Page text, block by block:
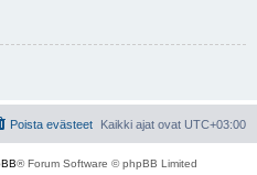
Kaikki ajat ovat UTC+03:00
Poista evästeet
® Forum Software © phpBB Limited